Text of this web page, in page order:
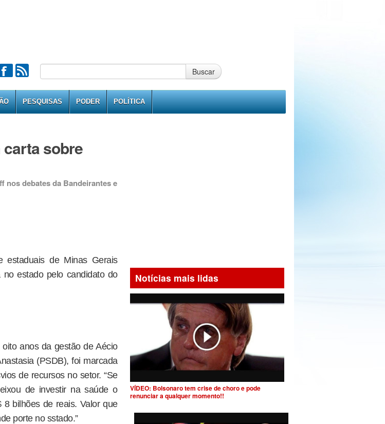
Buscar
PESQUISAS PODER POLÍTICA
sobre
nos debates da Bandeirantes e
estaduais de Minas Gerais
estado pelo candidato do
anos da gestão de Aécio
(PSDB), foi marcada
de recursos no setor. “Se
de investir na saúde o
8 bilhões de reais. Valor que
porte no sstado.”
Notícias mais lidas
VÍDEO: Bolsonaro tem crise de choro e pode
renunciar a qualquer momento!!